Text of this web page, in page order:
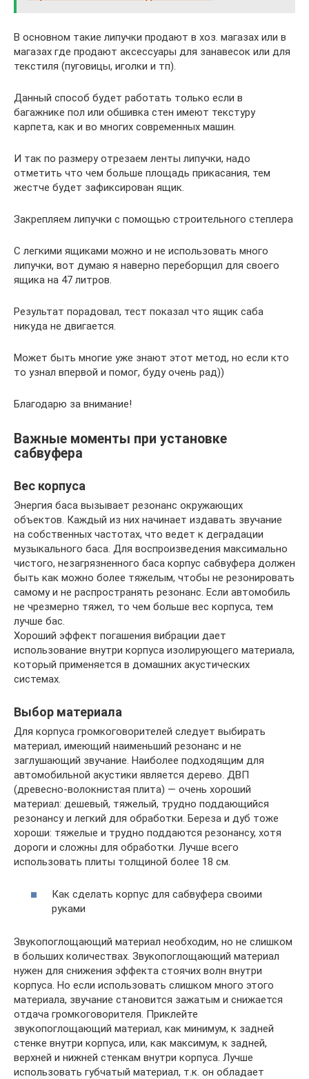
В основном такие липучки продают в хоз. магазах или в
магазах где продают аксессуары для занавесок или для
текстиля (пуговицы, иголки и тп).
Данный способ будет работать только если в
багажнике пол или обшивка стен имеют текстуру
карпета, как и во многих современных машин.
И так по размеру отрезаем ленты липучки, надо
отметить что чем больше площадь прикасания, тем
жестче будет зафиксирован ящик.
Закрепляем липучки с помощью строительного степлера
С легкими ящиками можно и не использовать много
липучки, вот думаю я наверно переборщил для своего
ящика на 47 литров.
Результат порадовал, тест показал что ящик саба
никуда не двигается.
Может быть многие уже знают этот метод, но если кто
то узнал впервой и помог, буду очень рад))
Благодарю за внимание!
Важные моменты при установке
сабвуфера
Вес корпуса
Энергия баса вызывает резонанс окружающих
объектов. Каждый из них начинает издавать звучание
на собственных частотах, что ведет к деградации
музыкального баса. Для воспроизведения максимально
чистого, незагрязненного баса корпус сабвуфера должен
быть как можно более тяжелым, чтобы не резонировать
самому и не распространять резонанс. Если автомобиль
не чрезмерно тяжел, то чем больше вес корпуса, тем
лучше бас.
Хороший эффект погашения вибрации дает
использование внутри корпуса изолирующего материала,
который применяется в домашних акустических
системах.
Выбор материала
Для корпуса громкоговорителей следует выбирать
материал, имеющий наименьший резонанс и не
заглушающий звучание. Наиболее подходящим для
автомобильной акустики является дерево. ДВП
(древесно-волокнистая плита) — очень хороший
материал: дешевый, тяжелый, трудно поддающийся
резонансу и легкий для обработки. Береза и дуб тоже
хороши: тяжелые и трудно поддаются резонансу, хотя
дороги и сложны для обработки. Лучше всего
использовать плиты толщиной более 18 см.
Как сделать корпус для сабвуфера своими
руками
Звукопоглощающий материал необходим, но не слишком
в больших количествах. Звукопоглощающий материал
нужен для снижения эффекта стоячих волн внутри
корпуса. Но если использовать слишком много этого
материала, звучание становится зажатым и снижается
отдача громкоговорителя. Приклейте
звукопоглощающий материал, как минимум, к задней
стенке внутри корпуса, или, как максимум, к задней,
верхней и нижней стенкам внутри корпуса. Лучше
использовать губчатый материал, т.к. он обладает